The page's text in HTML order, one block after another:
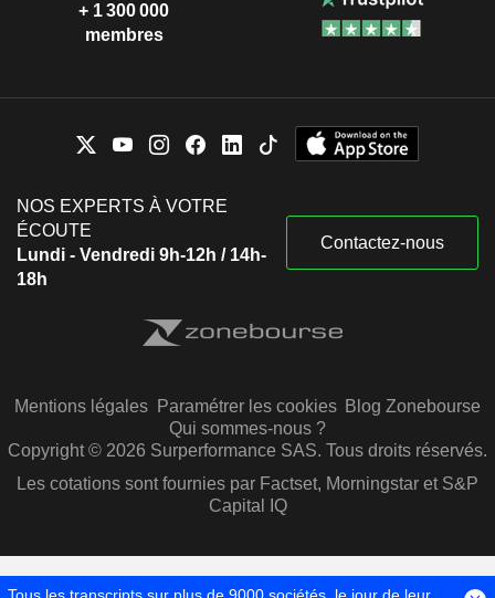
+ 1 300 000
membres
NOS EXPERTS À VOTRE
ÉCOUTE
Lundi - Vendredi 9h-12h / 14h-
18h
Contactez-nous
Mentions légales Paramétrer les cookies Blog Zonebourse
Qui sommes-nous ?
Copyright © 2026 Surperformance SAS. Tous droits réservés.
Les cotations sont fournies par Factset, Morningstar et S&P
Capital IQ